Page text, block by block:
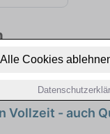
Alle Cookies
Vollzeit - auch